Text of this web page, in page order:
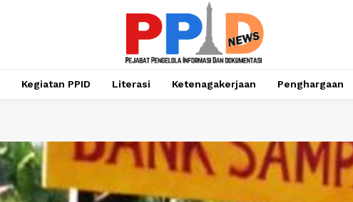
Kegiatan PPID Literasi Ketenagakerjaan Penghargaan